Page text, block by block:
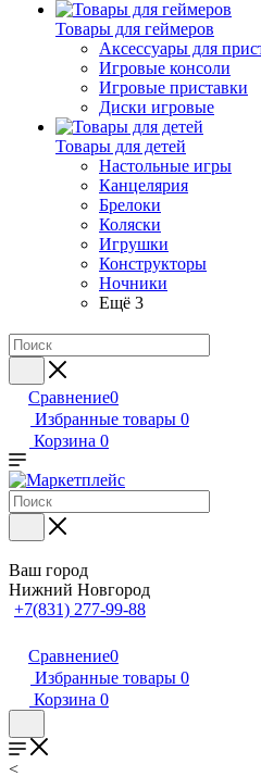
Товары для геймеров
Аксессуары для
Игровые консоли
Игровые приставки
Диски игровые
Товары для детей
Настольные игры
Канцелярия
Брелоки
Коляски
Игрушки
Конструкторы
Ночники
Ещё 3
Сравнение0
Избранные товары 0
Корзина 0
Ваш город
Нижний Новгород
+7(831) 277-99-88
Сравнение0
Избранные товары 0
Корзина 0
<